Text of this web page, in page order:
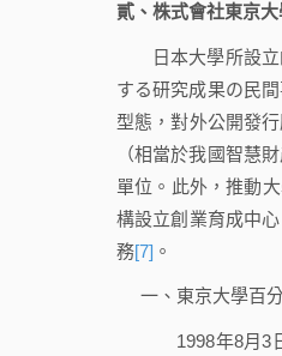
貳、株式會社東京
日本大學所設立的
する研究成果の民
型態，對外公開發
（相當於我國智慧
單位。此外，推動
構設立創業育成中
務[7] 。
一、東京大學百
1998年8月3日